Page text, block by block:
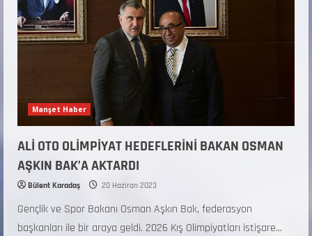
Manşet Haber
ALİ OTO OLİMPİYAT HEDEFLERİNİ BAKAN OSMAN
AŞKIN BAK’A AKTARDI
Bülent Karadaş 20 Haziran 2023
Gençlik ve Spor Bakanı Osman Aşkın Bak, federasyon
başkanları ile bir araya geldi. 2026 Kış Olimpiyatları istişare...